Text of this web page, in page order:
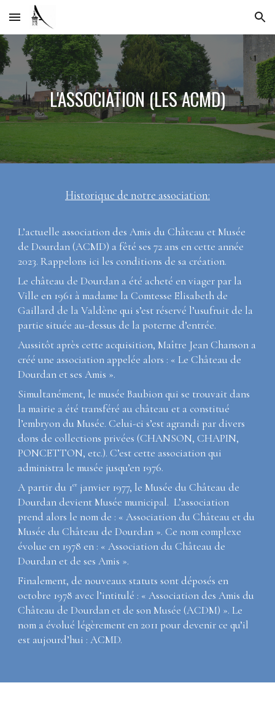
Skip to main content Skip to navigation
L'ASSOCIATION (LES ACMD)
Historique de notre association:
L’actuelle association desAmis du Château et Musée
de Dourdan(ACMD) a fêté ses 72 ans en cette année
2023. Rappelons ici les conditions de sa création.
Le château de Dourdan a été acheté en viager par la
Ville en 1961 à madame la Comtesse Elisabeth de
Gaillard de la Valdène qui s’est réservé l’usufruit de la
partie située au-dessus de la poterne d’entrée.
Aussitôt après cette acquisition, Maître Jean Chanson a
créé une association appelée alors : «Le Château de
Dourdan et ses Amis ».
Simultanément, le musée Baubion qui se trouvait dans
la mairie a été transféré au château et a constitué
l’embryon du Musée. Celui-ci s’est agrandi par divers
dons de collections privées (CHANSON, CHAPIN,
PONCETTON, etc.). C’est cette association qui
administra le musée jusqu’en 1976.
A partir du 1er janvier 1977, le Musée du Château de
Dourdan devient Musée municipal. L’association
prend alors le nom de : « Association du Château et du
Musée du Château de Dourdan ». Ce nom complexe
évolue en 1978 en : « Association du Château de
Dourdan et de ses Amis ».
Finalement, de nouveaux statuts sont déposés en
octobre 1978 avec l’intitulé : «Association des Amis du
Château de Dourdan et de son Musée (ACDM) ». Le
nom a évolué légèrement en 2011 pour devenir ce qu’il
est aujourd’hui : ACMD.